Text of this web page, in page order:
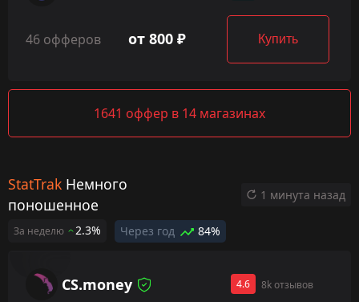
46 офферов от 800 ₽ Купить
1641 оффер в 14 магазинах
StatTrak Немного
поношенное
За неделю 2.3% Через год 84%
1 минута назад
CS.money 4.6 8k отзывов